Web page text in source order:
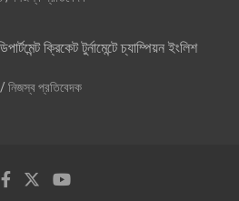
ক্রিকেট টুর্নামেন্টে চ্যাম্পিয়ন ইংলিশ
নিজস্ব প্রতিবেদক